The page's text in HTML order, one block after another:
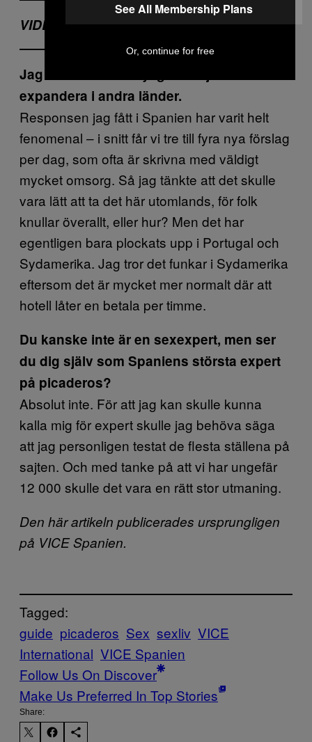
VIDEO:
Jag märkte att du nyligen börjat
expandera i andra länder.
Responsen jag fått i Spanien har varit helt
fenomenal – i snitt får vi tre till fyra nya förslag
per dag, som ofta är skrivna med väldigt
mycket omsorg. Så jag tänkte att det skulle
vara lätt att ta det här utomlands, för folk
knullar överallt, eller hur? Men det har
egentligen bara plockats upp i Portugal och
Sydamerika. Jag tror det funkar i Sydamerika
eftersom det är mycket mer normalt där att
hotell låter en betala per timme.
Du kanske inte är en sexexpert, men ser
du dig själv som Spaniens största expert
på picaderos?
Absolut inte. För att jag kan skulle kunna
kalla mig för expert skulle jag behöva säga
att jag personligen testat de flesta ställena på
sajten. Och med tanke på att vi har ungefär
12 000 skulle det vara en rätt stor utmaning.
Den här artikeln publicerades ursprungligen
på VICE Spanien.
Tagged:
guide picaderos Sex sexliv VICE
International VICE Spanien
Follow Us On Discover
Make Us Preferred In Top Stories
Share:
See All Membership Plans
Or, continue for free